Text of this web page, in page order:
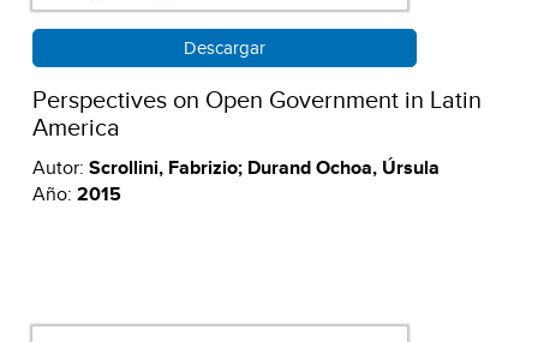
Descargar
Perspectives on Open Government in Latin
America
Autor: Scrollini, Fabrizio; Durand Ochoa, Úrsula
Año: 2015